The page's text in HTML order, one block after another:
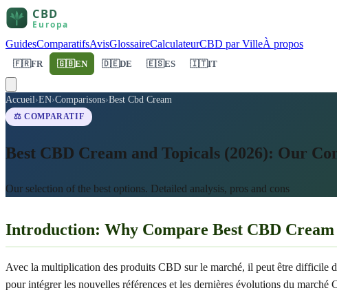
GuidesComparatifsAvisGlossaireCalculateurCBD par VilleÀ propos
🇫🇷FR 🇬🇧EN 🇩🇪DE 🇪🇸ES 🇮🇹IT
Accueil›EN›Comparisons›Best Cbd Cream
⚖️ COMPARATIF
Best CBD Cream and Topicals (2026): Our
Our selection of the best options. Detailed analysis, pros and cons
Introduction: Why Compare Best CBD Cream
Avec la multiplication des produits CBD sur le marché, il peut être difficile
pour intégrer les nouvelles références et les dernières évolutions du marché